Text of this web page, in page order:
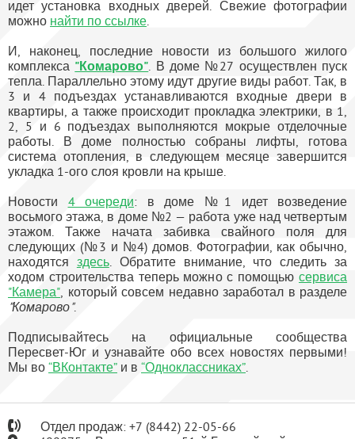
идет установка входных дверей. Свежие фотографии
можно найти по ссылке.
И, наконец, последние новости из большого жилого
комплекса "Комарово". В доме №27 осуществлен пуск
тепла. Параллельно этому идут другие виды работ. Так, в
3 и 4 подъездах устанавливаются входные двери в
квартиры, а также происходит прокладка электрики, в 1,
2, 5 и 6 подъездах выполняются мокрые отделочные
работы. В доме полностью собраны лифты, готова
система отопления, в следующем месяце завершится
укладка 1-ого слоя кровли на крыше.
Новости 4 очереди: в доме №1 идет возведение
восьмого этажа, в доме №2 — работа уже над четвертым
этажом. Также начата забивка свайного поля для
следующих (№3 и №4) домов. Фотографии, как обычно,
находятся здесь. Обратите внимание, что следить за
ходом строительства теперь можно с помощью сервиса
"Камера", который совсем недавно заработал в разделе
"Комарово".
Подписывайтесь на официальные сообщества
Пересвет-Юг и узнавайте обо всех новостях первыми!
Мы во “ВКонтакте” и в “Одноклассниках”.
Отдел продаж: +7 (8442) 22-05-66